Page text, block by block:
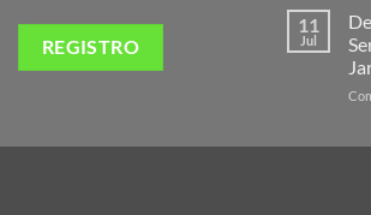
11
Jul